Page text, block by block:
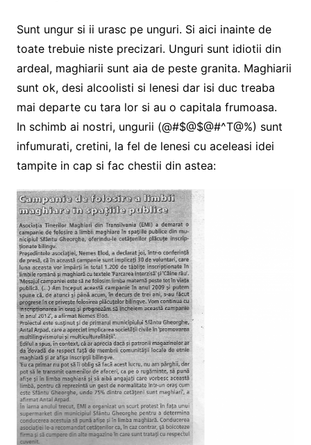
Sunt ungur si ii urasc pe unguri. Si aici inainte de
toate trebuie niste precizari. Unguri sunt idiotii din
ardeal, maghiarii sunt aia de peste granita. Maghiarii
sunt ok, desi alcoolisti si lenesi dar isi duc treaba
mai departe cu tara lor si au o capitala frumoasa.
In schimb ai nostri, ungurii (@#$@$@#^T@%) sunt
infumurati, cretini, la fel de lenesi cu aceleasi idei
tampite in cap si fac chestii din astea: